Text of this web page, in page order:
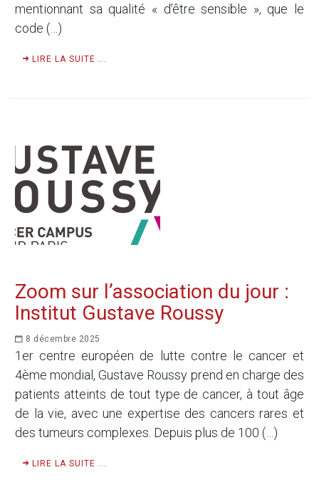
mentionnant sa qualité « d’être sensible », que le
code (…)
LIRE LA SUITE ...
Zoom sur l’association du jour :
Institut Gustave Roussy
8 décembre 2025
1er centre européen de lutte contre le cancer et
4ème mondial, Gustave Roussy prend en charge des
patients atteints de tout type de cancer, à tout âge
de la vie, avec une expertise des cancers rares et
des tumeurs complexes. Depuis plus de 100 (…)
LIRE LA SUITE ...